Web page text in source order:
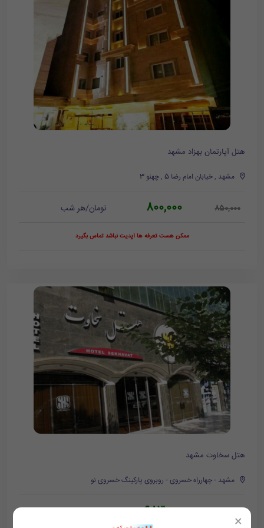
هتل آپارتمان بهزاد مشهد
مشهد , خیابان امام رضا 5 , چهنو 3
850,000
800,000 تومان/هر شب
ممکن هست تعرفه ها آپدیت نباشد تماس بگیرد
هتل سخاوت مشهد
مشهد - چهارراه خسروی - روبروی پارکینگ خسروی نو
683,000
×